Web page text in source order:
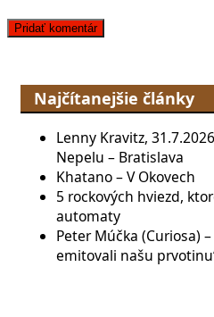
Najčítanejšie články
Lenny Kravitz,
Nepelu – Bratislava
Khatano – V Okovech
5 rockových hviezd,
automaty
Peter Múčka (Curiosa)
emitovali našu